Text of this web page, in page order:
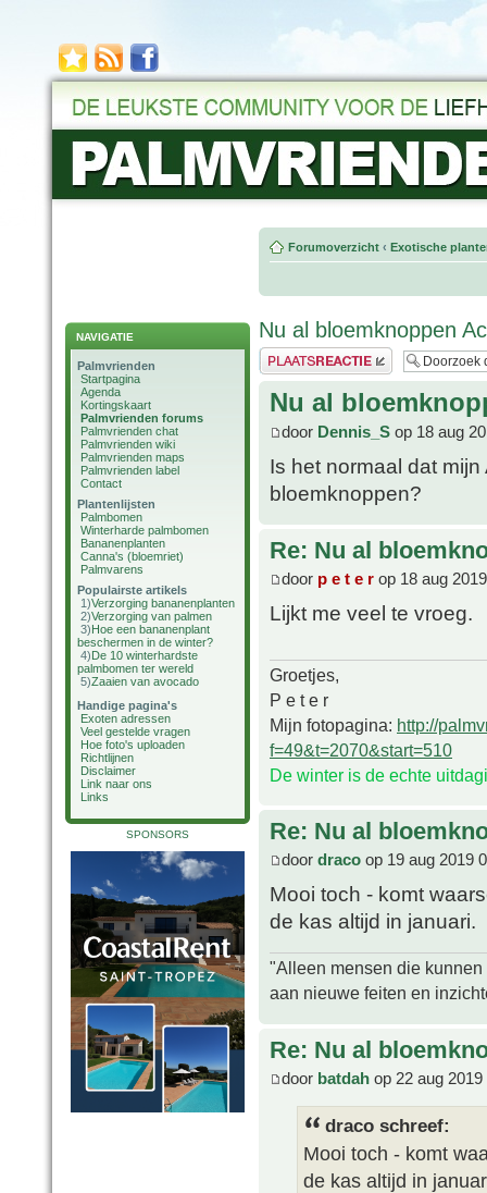
NAVIGATIE
Palmvrienden
Startpagina
Agenda
Kortingskaart
Palmvrienden forums
Palmvrienden chat
Palmvrienden wiki
Palmvrienden maps
Palmvrienden label
Contact
Plantenlijsten
Palmbomen
Winterharde palmbomen
Bananenplanten
Canna's (bloemriet)
Palmvarens
Populairste artikels
1)Verzorging bananenplanten
2)Verzorging van palmen
3)Hoe een bananenplant
beschermen in de winter?
4)De 10 winterhardste
palmbomen ter wereld
5)Zaaien van avocado
Handige pagina's
Exoten adressen
Veel gestelde vragen
Hoe foto's uploaden
Richtlijnen
Disclaimer
Link naar ons
Links
SPONSORS
Forumoverzicht ‹ Exotische
Nu al bloemknoppen
Plaats een reactie
Nu al
door Dennis_S op 18 aug
Is het normaal dat
bloemknoppen?
Re: Nu al
door p e t e r op 18 aug
Lijkt me veel te vroeg.
Groetjes,
P e t e r
Mijn fotopagina: http://
f=49&t=2070&start=510
De winter is de echte
Re: Nu al
door draco op 19 aug 2019
Mooi toch - komt
de kas altijd in januari.
"Alleen mensen die
aan nieuwe feiten en
Re: Nu al
door batdah op 22 aug 2019
draco schreef:
Mooi toch - komt
de kas altijd in